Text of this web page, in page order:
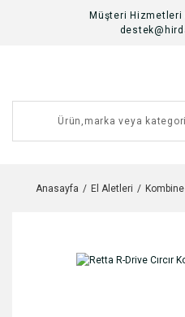
Müşteri
Anasayfa El Aletleri